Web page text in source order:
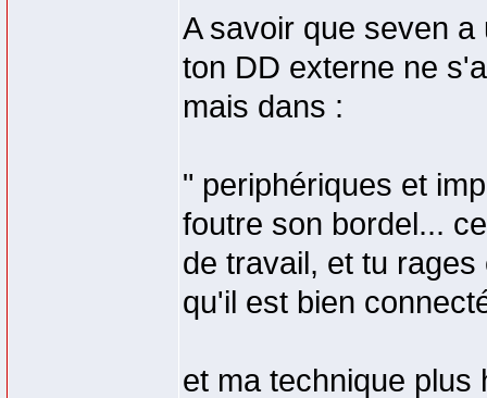
A savoir que seven
ton DD externe ne
mais dans :
" periphériques et
foutre son bordel...
de travail, et tu
qu'il est bien
et ma technique plus